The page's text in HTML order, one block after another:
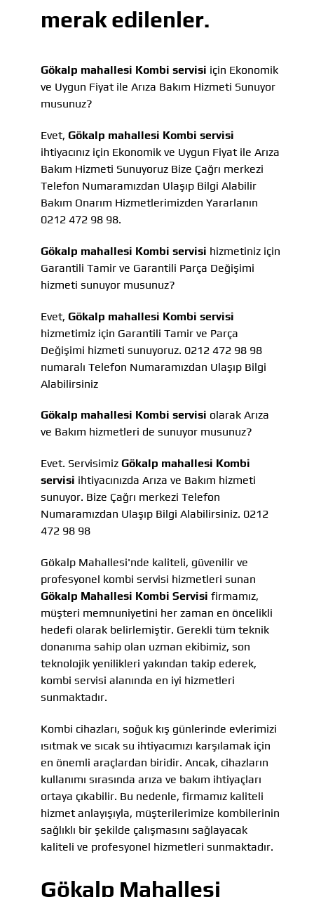
merak edilenler.
Gökalp mahallesi Kombi servisi için Ekonomik
ve Uygun Fiyat ile Arıza Bakım Hizmeti Sunuyor
musunuz?
Evet, Gökalp mahallesi Kombi servisi
ihtiyacınız için Ekonomik ve Uygun Fiyat ile Arıza
Bakım Hizmeti Sunuyoruz Bize Çağrı merkezi
Telefon Numaramızdan Ulaşıp Bilgi Alabilir
Bakım Onarım Hizmetlerimizden Yararlanın
0212 472 98 98.
Gökalp mahallesi Kombi servisi hizmetiniz için
Garantili Tamir ve Garantili Parça Değişimi
hizmeti sunuyor musunuz?
Evet, Gökalp mahallesi Kombi servisi
hizmetimiz için Garantili Tamir ve Parça
Değişimi hizmeti sunuyoruz. 0212 472 98 98
numaralı Telefon Numaramızdan Ulaşıp Bilgi
Alabilirsiniz
Gökalp mahallesi Kombi servisi olarak Arıza
ve Bakım hizmetleri de sunuyor musunuz?
Evet. Servisimiz Gökalp mahallesi Kombi
servisi ihtiyacınızda Arıza ve Bakım hizmeti
sunuyor. Bize Çağrı merkezi Telefon
Numaramızdan Ulaşıp Bilgi Alabilirsiniz. 0212
472 98 98
Gökalp Mahallesi'nde kaliteli, güvenilir ve
profesyonel kombi servisi hizmetleri sunan
Gökalp Mahallesi Kombi Servisi firmamız,
müşteri memnuniyetini her zaman en öncelikli
hedefi olarak belirlemiştir. Gerekli tüm teknik
donanıma sahip olan uzman ekibimiz, son
teknolojik yenilikleri yakından takip ederek,
kombi servisi alanında en iyi hizmetleri
sunmaktadır.
Kombi cihazları, soğuk kış günlerinde evlerimizi
ısıtmak ve sıcak su ihtiyacımızı karşılamak için
en önemli araçlardan biridir. Ancak, cihazların
kullanımı sırasında arıza ve bakım ihtiyaçları
ortaya çıkabilir. Bu nedenle, firmamız kaliteli
hizmet anlayışıyla, müşterilerimize kombilerinin
sağlıklı bir şekilde çalışmasını sağlayacak
kaliteli ve profesyonel hizmetleri sunmaktadır.
Gökalp Mahallesi